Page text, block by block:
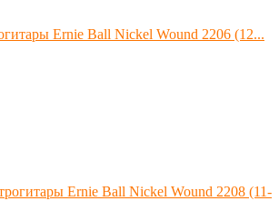
Ernie Ball Nickel Wound 2206 (12...